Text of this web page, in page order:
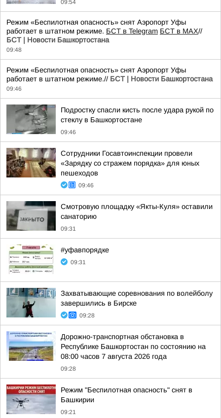
09:54
Режим «Беспилотная опасность» снят Аэропорт Уфы
работает в штатном режиме. БСТ в Telegram БСТ в МАХ//
БСТ | Новости Башкортостана
09:48
Режим «Беспилотная опасность» снят Аэропорт Уфы
работает в штатном режиме.// БСТ | Новости Башкортостана
09:46
Подростку спасли кисть после удара рукой по
стеклу в Башкортостане
09:46
Сотрудники Госавтоинспекции провели
«Зарядку со стражем порядка» для юных
пешеходов
09:46
Смотровую площадку «Якты-Куля» оставили
санаторию
09:31
#уфавпорядке
09:31
Захватывающие соревнования по волейболу
завершились в Бирске
09:28
Дорожно-транспортная обстановка в
Республике Башкортостан по состоянию на
08:00 часов 7 августа 2026 года
09:28
Режим "Беспилотная опасность" снят в
Башкирии
09:21